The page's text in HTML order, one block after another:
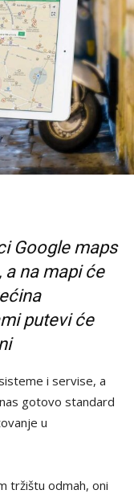
Google maps
a na mapi će
putevi će
i servise, a
gotovo standard
u
tržištu odmah, oni